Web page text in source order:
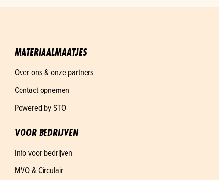
MATERIAALMAATJES
Over ons & onze partners
Contact opnemen
Powered by STO
VOOR BEDRIJVEN
Info voor bedrijven
MVO & Circulair